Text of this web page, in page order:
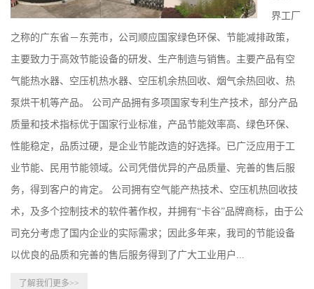
界工厂
之称的广东省－东莞市，公司顺应国家绿色环保、节能减排政策，
主要致力于高效节能设备的研发、生产制造与销售。主要产品有空
气能热水器、空压机热水器、空压机余热回收、烟气余热回收、热
泵烘干机等产品。 公司产品拥有多项国家专利生产技术，部分产品
质量和技术指标优于国家行业标准，产品节能效率高、绿色环保、
性能稳定，品质过硬，是企业节能改造的好选择。已广泛应用于工
业节能、民用节能领域。公司凭借优异的产品质量、完善的售后服
务，得到客户的肯定。​ 公司拥有空气能产热技术、空压机热回收技
术，及多个控制技术的软件著作权，并拥有“卡谷”品牌商标，由于公
司充分考虑了国内企业的实际需求；因此多年来，我司的节能设备
以优良的品质和完善的售后服务得到了广大工业用户...
了解我们更多>>